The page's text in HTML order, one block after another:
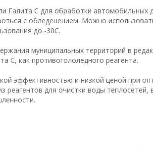
Галита С для обработки
с обледенением. Можно
до -30С.
муниципальных территорий в
С, как противогололедного реагента.
эффективностью и низкой ценой при
реагентов для очистки воды